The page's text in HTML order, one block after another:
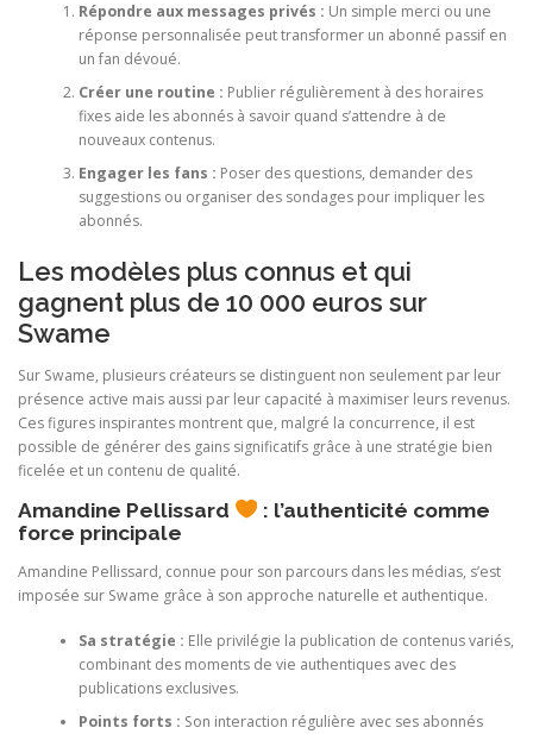
Répondre aux messages privés : Un simple merci ou une
réponse personnalisée peut transformer un abonné passif en
un fan dévoué.
Créer une routine : Publier régulièrement à des horaires
fixes aide les abonnés à savoir quand s’attendre à de
nouveaux contenus.
Engager les fans : Poser des questions, demander des
suggestions ou organiser des sondages pour impliquer les
abonnés.
Les modèles plus connus et qui
gagnent plus de 10 000 euros sur
Swame
Sur Swame, plusieurs créateurs se distinguent non seulement par leur
présence active mais aussi par leur capacité à maximiser leurs revenus.
Ces figures inspirantes montrent que, malgré la concurrence, il est
possible de générer des gains significatifs grâce à une stratégie bien
ficelée et un contenu de qualité.
Amandine Pellissard
: l’authenticité comme
force principale
Amandine Pellissard, connue pour son parcours dans les médias, s’est
imposée sur Swame grâce à son approche naturelle et authentique.
Sa stratégie : Elle privilégie la publication de contenus variés,
combinant des moments de vie authentiques avec des
publications exclusives.
Points forts : Son interaction régulière avec ses abonnés